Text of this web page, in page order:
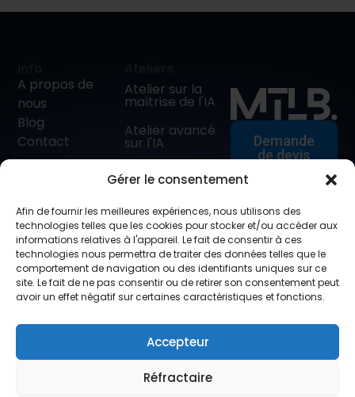
Gérer le consentement
Afin de fournir les meilleures expériences, nous utilisons des
technologies telles que les cookies pour stocker et/ou accéder aux
informations relatives à l'appareil. Le fait de consentir à ces
technologies nous permettra de traiter des données telles que le
comportement de navigation ou des identifiants uniques sur ce
site. Le fait de ne pas consentir ou de retirer son consentement peut
avoir un effet négatif sur certaines caractéristiques et fonctions.
Accepteur
Réfractaire
A propos de
nous
Blog
Contact
Atelier sur la
maîtrise de l'IA
Atelier avancé
sur l'IA
AI Adoptie
Traject
L'IA pour les
dirigeants
d'entreprise
Atelier sur le
droit de l'IA dans
l'UE
Atelier en ligne
sur l'IA
Demande
de devis
Metalab
Consultants BV
BE 1005.876.043
info@mtlb.io
+32(0)50/54.82.17